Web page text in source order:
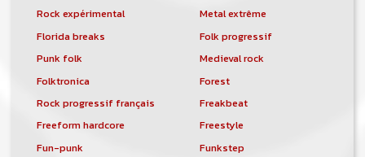
Rock expérimental
Metal extrême
Florida breaks
Folk progressif
Punk folk
Medieval rock
Folktronica
Forest
Rock progressif français
Freakbeat
Freeform hardcore
Freestyle
Fun-punk
Funkstep